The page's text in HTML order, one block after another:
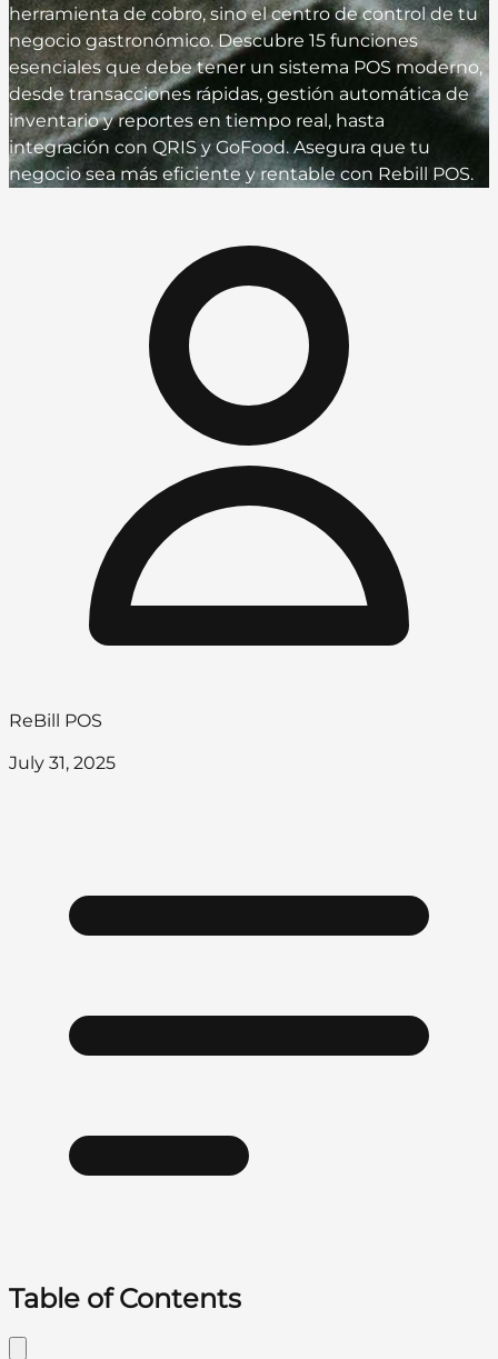
herramienta de cobro, sino el centro de control de tu
negocio gastronómico. Descubre 15 funciones
esenciales que debe tener un sistema POS moderno,
desde transacciones rápidas, gestión automática de
inventario y reportes en tiempo real, hasta
integración con QRIS y GoFood. Asegura que tu
negocio sea más eficiente y rentable con Rebill POS.
ReBill POS
July 31, 2025
Table of Contents